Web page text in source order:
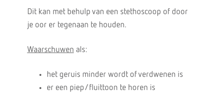
Dit kan met behulp van een stethoscoop of door
je oor er tegenaan te houden.
Waarschuwen als:
het geruis minder wordt of verdwenen is
er een piep/fluittoon te horen is